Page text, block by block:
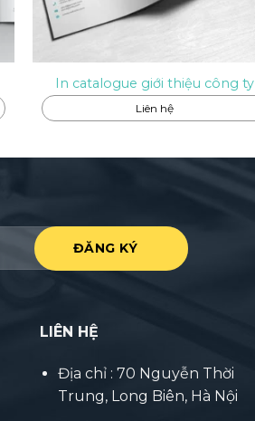
In catalogue giới thiệu công ty
Liên hệ
LIÊN HỆ
Địa chỉ : 70 Nguyễn Thời
Trung, Long Biên, Hà Nội